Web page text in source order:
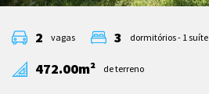
2 vagas 3 dormitórios - 1 suíte
472.00m² de terreno